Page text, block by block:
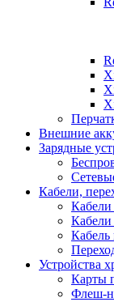
Внешние
Зарядные
Кабели,
Кабели
Кабель
Устройства
Карты
Флеш-